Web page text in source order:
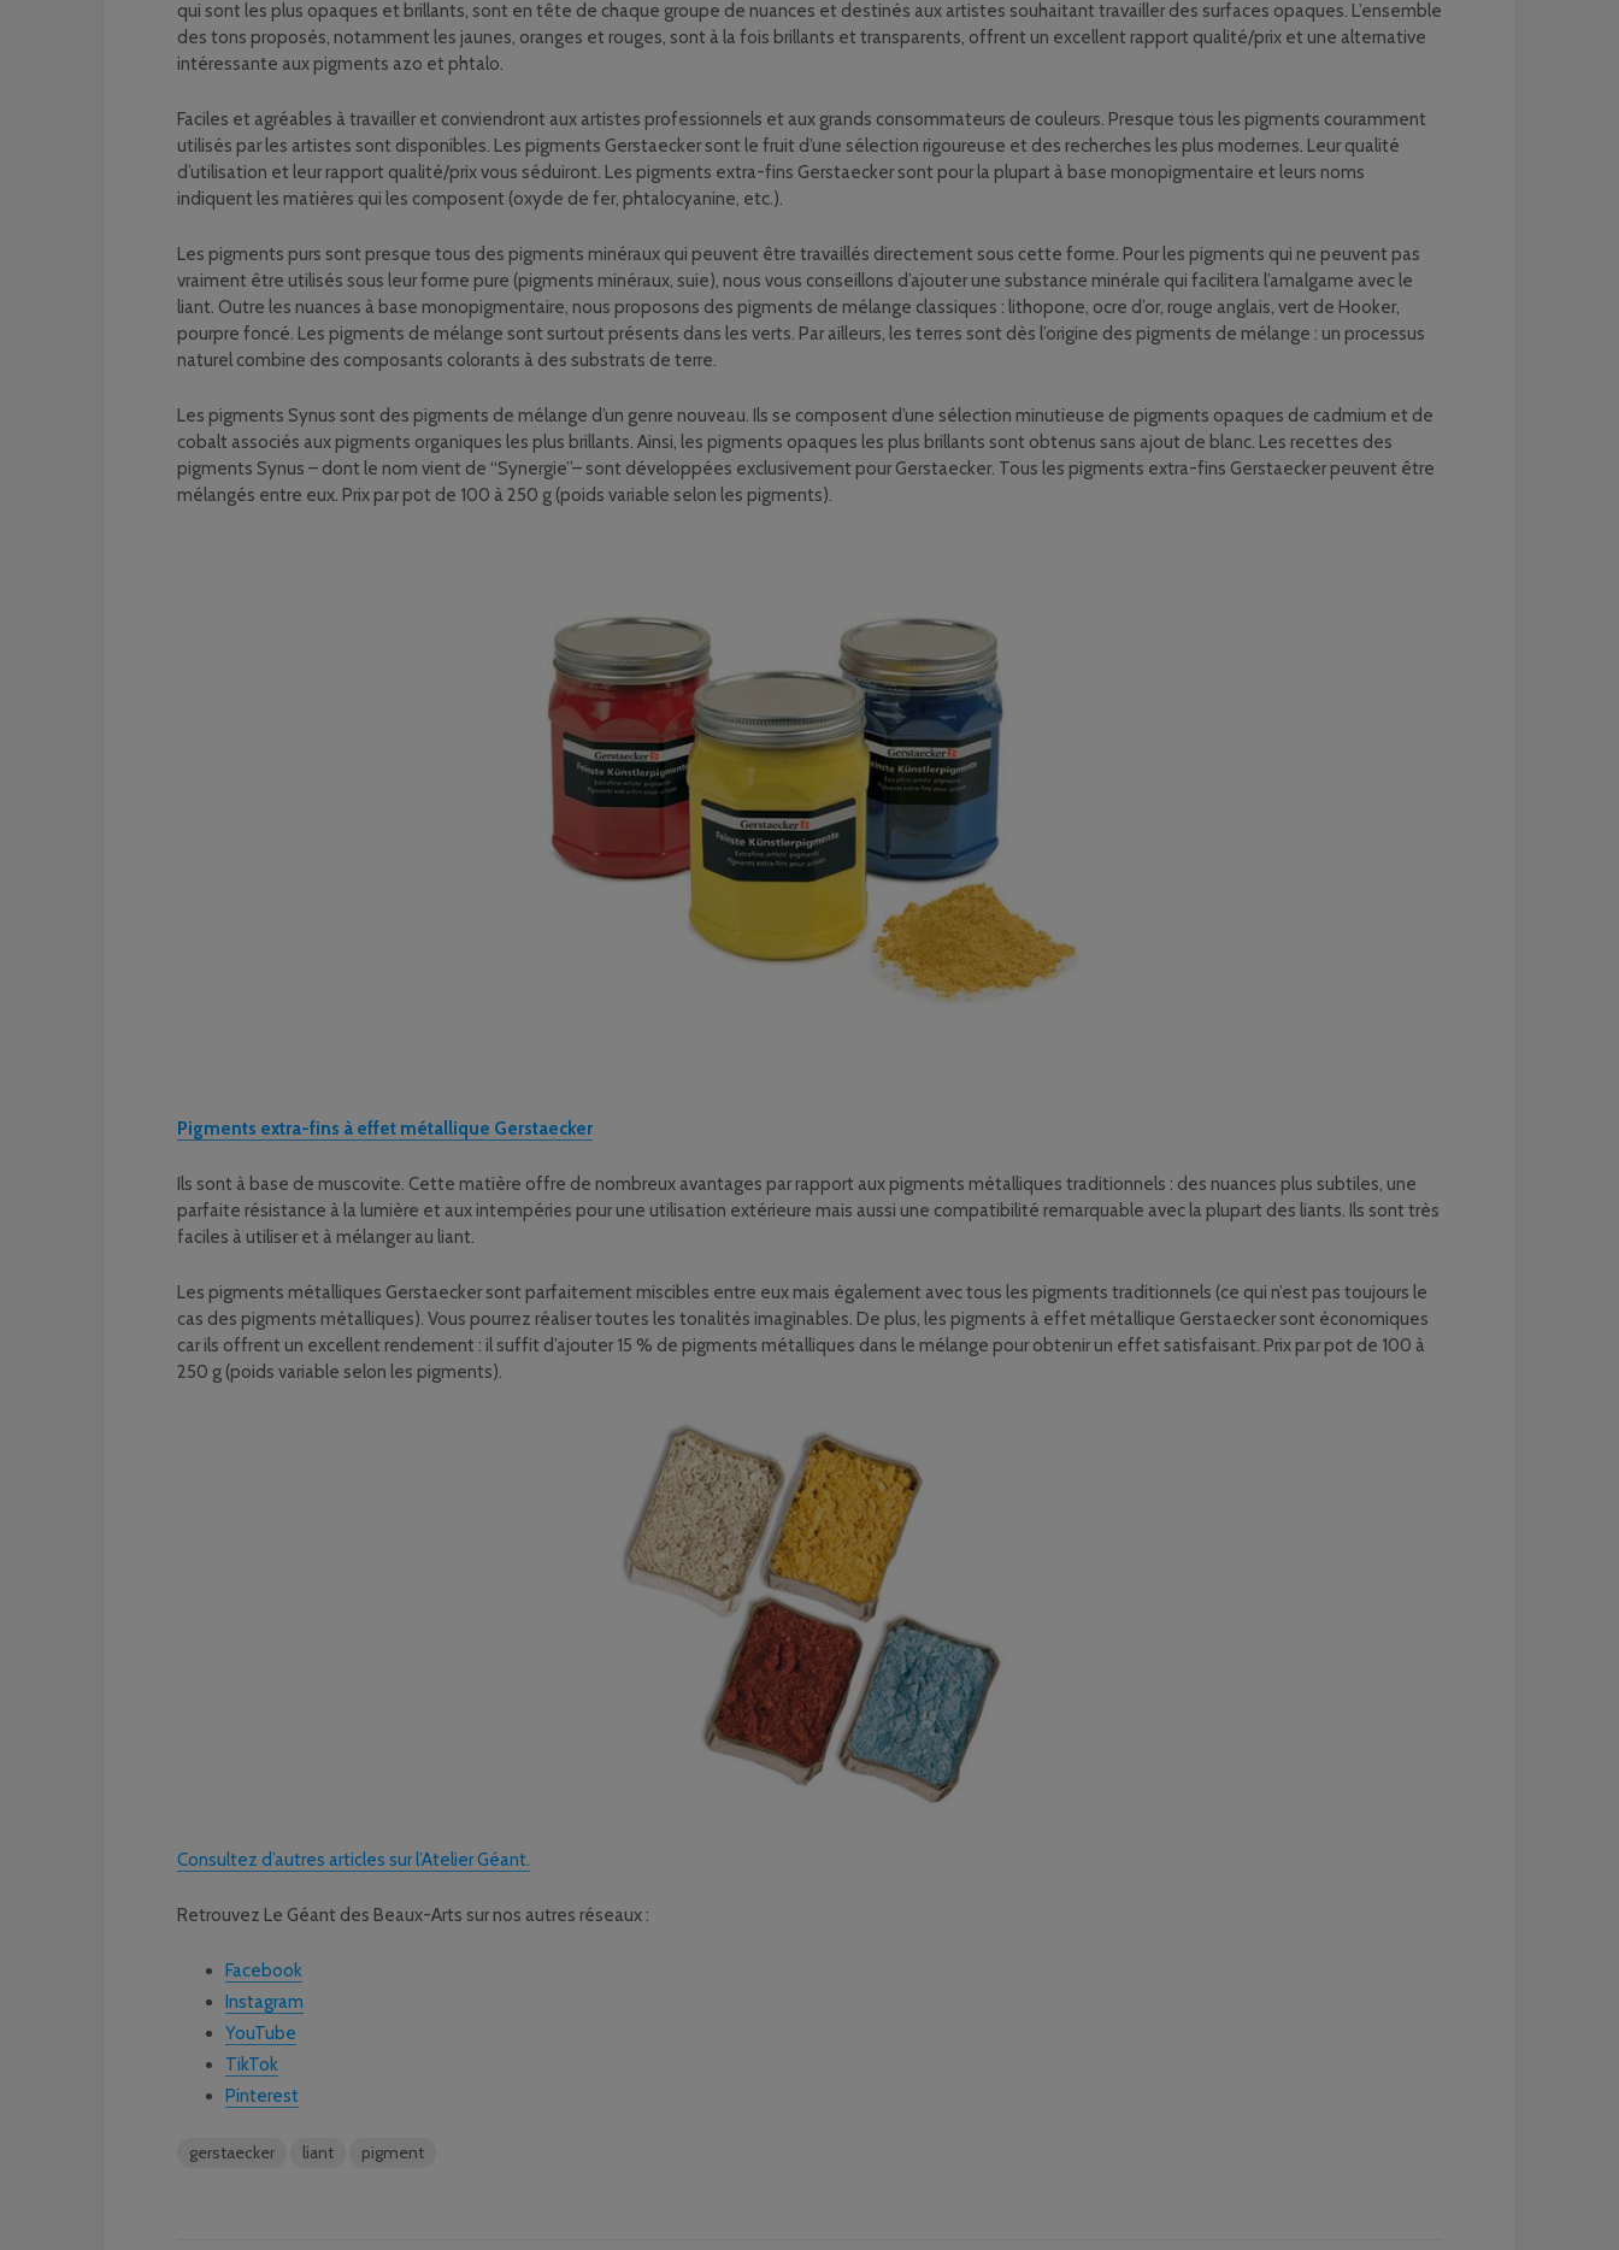
qui sont les plus opaques et brillants, sont en tête de chaque groupe de nuances et destinés aux artistes souhaitant travailler des surfaces opaques. L’ensemble
des tons proposés, notamment les jaunes, oranges et rouges, sont à la fois brillants et transparents, offrent un excellent rapport qualité/prix et une alternative
intéressante aux pigments azo et phtalo.
Faciles et agréables à travailler et conviendront aux artistes professionnels et aux grands consommateurs de couleurs. Presque tous les pigments couramment
utilisés par les artistes sont disponibles. Les pigments Gerstaecker sont le fruit d’une sélection rigoureuse et des recherches les plus modernes. Leur qualité
d’utilisation et leur rapport qualité/prix vous séduiront. Les pigments extra-fins Gerstaecker sont pour la plupart à base monopigmentaire et leurs noms
indiquent les matières qui les composent (oxyde de fer, phtalocyanine, etc.).
Les pigments purs sont presque tous des pigments minéraux qui peuvent être travaillés directement sous cette forme. Pour les pigments qui ne peuvent pas
vraiment être utilisés sous leur forme pure (pigments minéraux, suie), nous vous conseillons d’ajouter une substance minérale qui facilitera l’amalgame avec le
liant. Outre les nuances à base monopigmentaire, nous proposons des pigments de mélange classiques : lithopone, ocre d’or, rouge anglais, vert de Hooker,
pourpre foncé. Les pigments de mélange sont surtout présents dans les verts. Par ailleurs, les terres sont dès l’origine des pigments de mélange : un processus
naturel combine des composants colorants à des substrats de terre.
Les pigments Synus sont des pigments de mélange d’un genre nouveau. Ils se composent d’une sélection minutieuse de pigments opaques de cadmium et de
cobalt associés aux pigments organiques les plus brillants. Ainsi, les pigments opaques les plus brillants sont obtenus sans ajout de blanc. Les recettes des
pigments Synus – dont le nom vient de “Synergie”– sont développées exclusivement pour Gerstaecker. Tous les pigments extra-fins Gerstaecker peuvent être
mélangés entre eux. Prix par pot de 100 à 250 g (poids variable selon les pigments).
Pigments extra-fins à effet métallique Gerstaecker
Ils sont à base de muscovite. Cette matière offre de nombreux avantages par rapport aux pigments métalliques traditionnels : des nuances plus subtiles, une
parfaite résistance à la lumière et aux intempéries pour une utilisation extérieure mais aussi une compatibilité remarquable avec la plupart des liants. Ils sont très
faciles à utiliser et à mélanger au liant.
Les pigments métalliques Gerstaecker sont parfaitement miscibles entre eux mais également avec tous les pigments traditionnels (ce qui n’est pas toujours le
cas des pigments métalliques). Vous pourrez réaliser toutes les tonalités imaginables. De plus, les pigments à effet métallique Gerstaecker sont économiques
car ils offrent un excellent rendement : il suffit d’ajouter 15 % de pigments métalliques dans le mélange pour obtenir un effet satisfaisant. Prix par pot de 100 à
250 g (poids variable selon les pigments).
Consultez d’autres articles sur l’Atelier Géant.
Retrouvez Le Géant des Beaux-Arts sur nos autres réseaux :
Facebook
Instagram
YouTube
TikTok
Pinterest
gerstaecker liant pigment